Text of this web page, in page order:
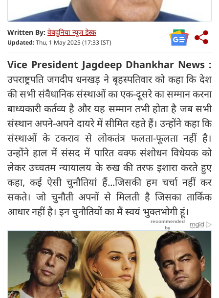
Written By: वेबदुनिया न्यूज डेस्क
Updated:Thu, 1 May 2025 (17:33 IST)
Vice President Jagdeep Dhankhar News :
उपराष्ट्रपति जगदीप धनखड़ ने बृहस्पतिवार को कहा कि देश
की सभी संवैधानिक संस्थाओं का एक-दूसरे का सम्मान करना
बाध्यकारी कर्तव्य है और यह सम्मान तभी होता है जब सभी
संस्थान अपने-अपने दायरे में सीमित रहते हैं। उन्होंने कहा कि
संस्थाओं के टकराव से लोकतंत्र फलता-फूलता नहीं है।
उन्होंने हाल में संसद में पारित वक्फ संशोधन विधेयक को
लेकर उच्चतम न्यायालय के रुख की तरफ इशारा करते हुए
कहा, कई ऐसी चुनौतियां हैं...जिसकी हम चर्चा नहीं कर
सकते। जो चुनौती अपनों से मिलती है जिसका तार्किक
आधार नहीं है। इन चुनौतियों का मैं स्वयं भुक्तभोगी हूं।